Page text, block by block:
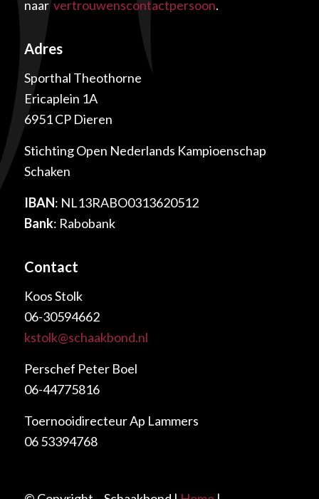
naarvertrouwenscontactpersoon.
Adres
Sporthal Theothorne
Ericaplein 1A
6951 CP Dieren
Stichting Open Nederlands Kampioenschap
Schaken
IBAN: NL13RABO0313620512
Bank: Rabobank
Contact
Koos Stolk
06-30594662
kstolk@schaakbond.nl
Perschef Peter Boel
06-44775816
Toernooidirecteur Ap Lammers
06 53394768